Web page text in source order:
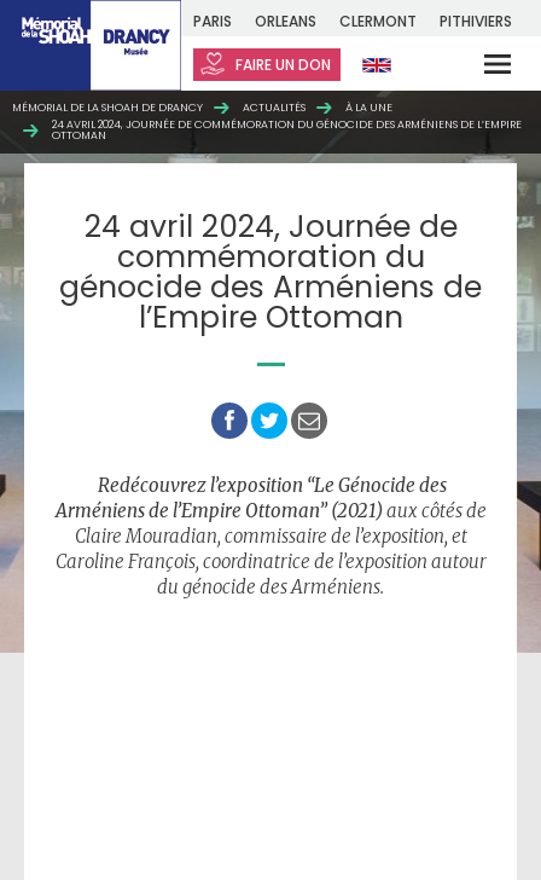
FAIRE UN DON
PARIS ORLEANS CLERMONT PITHIVIERS
MÉMORIAL DE LA SHOAH DE DRANCY ACTUALITÉS
À LA UNE
24 AVRIL 2024, JOURNÉE DE COMMÉMORATION DU GÉNOCIDE DES ARMÉNIENS DE L’EMPIRE
OTTOMAN
24 avril 2024, Journée de
commémoration du
génocide des Arméniens de
l’Empire Ottoman
Redécouvrez l’exposition “Le Génocide des
Arméniens de l’Empire Ottoman” (2021)aux côtés de
Claire Mouradian, commissaire de l’exposition, et
Caroline François, coordinatrice de l’exposition autour
du génocide des Arméniens.